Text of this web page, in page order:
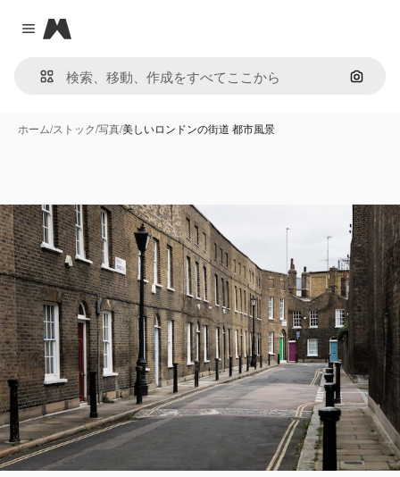
Close menu
Magnific
画像で
ホーム/ストック/写真/美しいロンドンの街道 都市風景